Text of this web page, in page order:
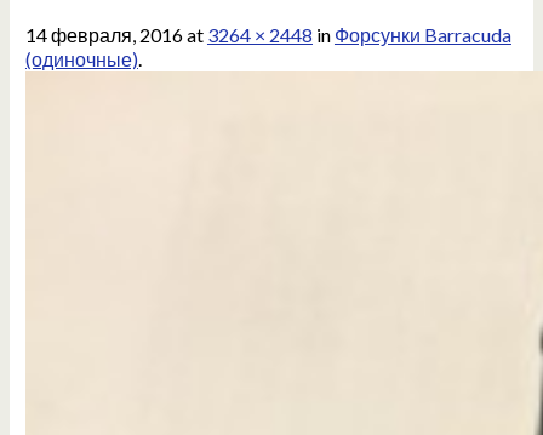
14 февраля, 2016at 3264 × 2448 in Форсунки Barracuda
(одиночные).